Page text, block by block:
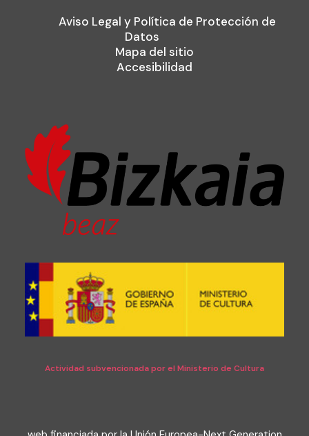
Aviso Legal y Política de Protección de
Datos
Mapa del sitio
Accesibilidad
Actividad subvencionada por el Ministerio de Cultura